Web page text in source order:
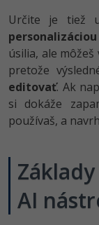
Určite je tiež
úsilia, ale
pretože
editovať. Ak
si dokáže
používaš, a
AI